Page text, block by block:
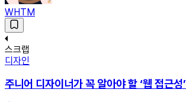
WHTM
스크랩
디자인
주니어 디자이너가 꼭 알아야 할 ‘웹 접근성’